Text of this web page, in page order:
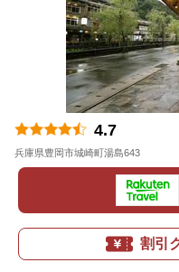
4.7
兵庫県豊岡市城崎町湯島643
割引